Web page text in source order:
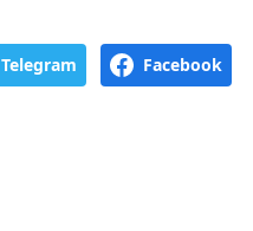
Telegram Facebook